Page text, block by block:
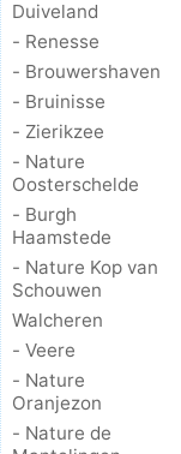
Duiveland
- Renesse
- Brouwershaven
- Bruinisse
- Zierikzee
- Nature
Oosterschelde
- Burgh
Haamstede
- Nature Kop van
Schouwen
Walcheren
- Veere
- Nature
Oranjezon
- Nature de